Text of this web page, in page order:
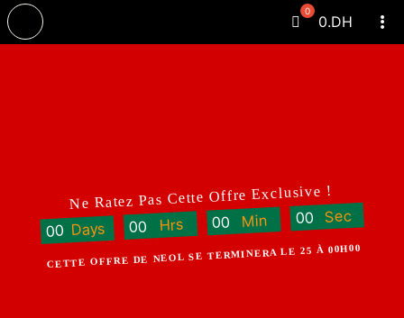
Passer
au
0 .DH
Ne Ratez Pas Cette Offre Exclusive !
00 Days 00 Hrs 00 Min 00 Sec
CETTE OFFRE DE NEOL SE TERMINERA LE 25 À 00H00